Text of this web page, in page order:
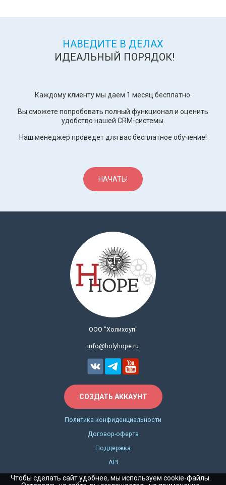
НАВЕДИТЕ В ДЕЛАХ
ИДЕАЛЬНЫЙ ПОРЯДОК!
Каждому клиенту мы даем 1 месяц бесплатно.
Вы сможете попробовать полный функционал и оценить
удобство нашей CRM-системы.
Наш менеджер проведет для вас бесплатное обучение!
НАЧАТЬ!
ООО "Холихоуп"
info@holyhope.ru
СОЗДАТЬ АККАУНТ
Политика конфиденциальности
Договор-оферта
Поддержка
API
Чтобы сделать сайт удобнее, мы используем cookie-файлы.